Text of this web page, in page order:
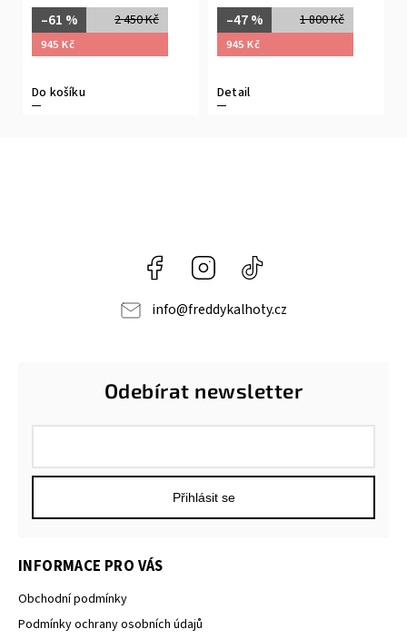
2 450 Kč
–61 %
945 Kč
Do košíku
1 800 Kč
–47 %
945 Kč
Detail
Facebook Instagram
info@freddykalhoty.cz
INFORMACE PRO VÁS
Obchodní podmínky
Podmínky ochrany osobních údajů
Odebírat newsletter
Přihlásit se